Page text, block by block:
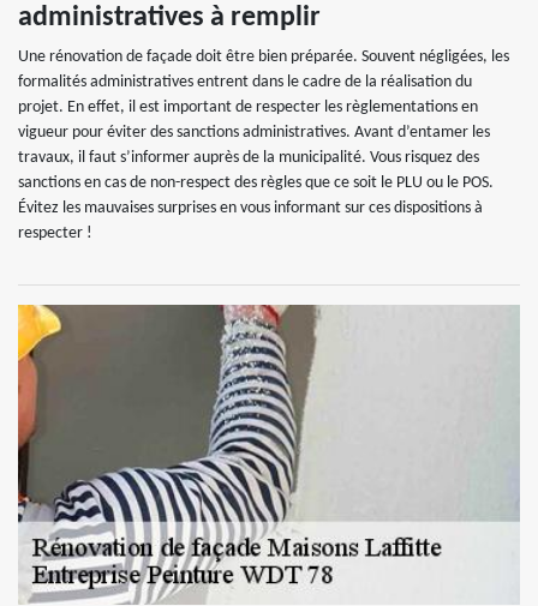
administratives à remplir
Une rénovation de façade doit être bien préparée. Souvent négligées, les
formalités administratives entrent dans le cadre de la réalisation du
projet. En effet, il est important de respecter les règlementations en
vigueur pour éviter des sanctions administratives. Avant d’entamer les
travaux, il faut s’informer auprès de la municipalité. Vous risquez des
sanctions en cas de non-respect des règles que ce soit le PLU ou le POS.
Évitez les mauvaises surprises en vous informant sur ces dispositions à
respecter !